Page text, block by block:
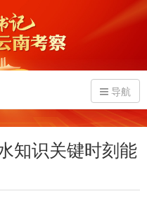
导航
知识关键时刻能